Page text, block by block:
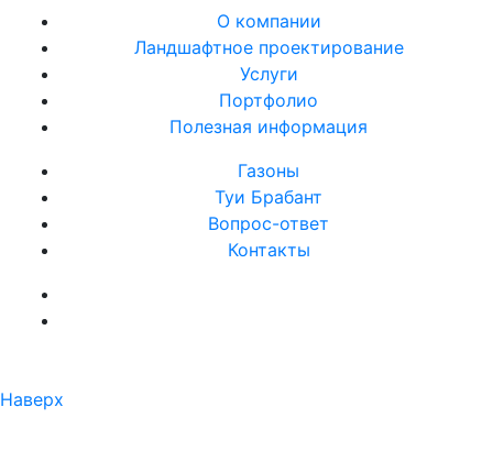
О компании
Ландшафтное проектирование
Услуги
Портфолио
Полезная информация
Газоны
Туи Брабант
Вопрос-ответ
Контакты
Наверх